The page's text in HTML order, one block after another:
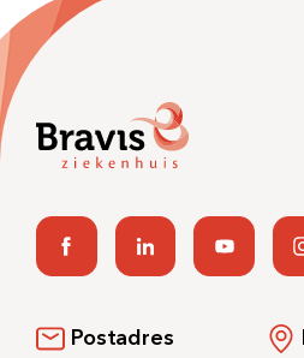
Postadres